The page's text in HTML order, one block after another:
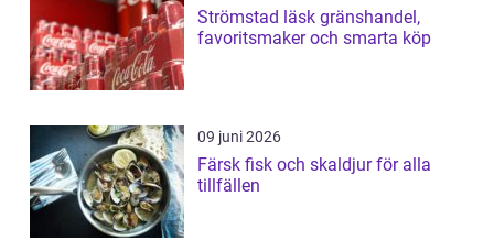
Strömstad läsk gränshandel,
favoritsmaker och smarta köp
09 juni 2026
Färsk fisk och skaldjur för alla
tillfällen